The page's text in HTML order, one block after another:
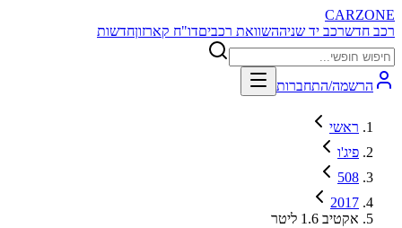
CARZONE
רכב חדשרכב יד שניההשוואת רכביםדו"ח קארזוןחדשות
הרשמה/התחברות
ראשי
פיג'ו
508
2017
אקטיב 1.6 ליטר